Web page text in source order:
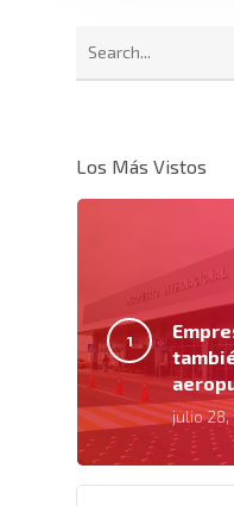
Los Más Vistos
julio 28,